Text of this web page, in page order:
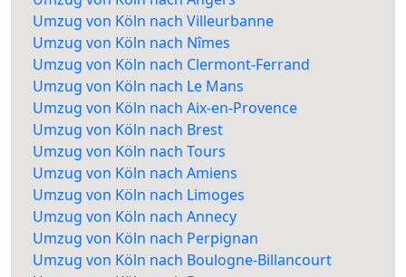
Umzug von Köln nach Villeurbanne
Umzug von Köln nach Nîmes
Umzug von Köln nach Clermont-Ferrand
Umzug von Köln nach Le Mans
Umzug von Köln nach Aix-en-Provence
Umzug von Köln nach Brest
Umzug von Köln nach Tours
Umzug von Köln nach Amiens
Umzug von Köln nach Limoges
Umzug von Köln nach Annecy
Umzug von Köln nach Perpignan
Umzug von Köln nach Boulogne-Billancourt